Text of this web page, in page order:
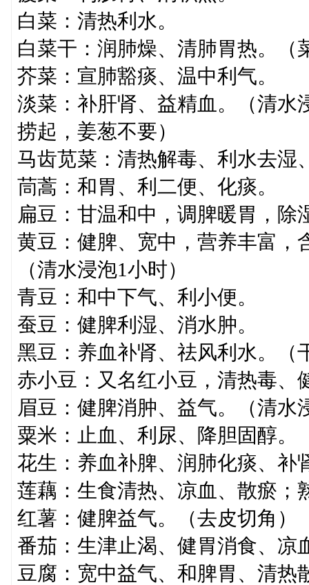
白菜：清热利水。
白菜干：润肺燥、清肺胃热。（
芥菜：宣肺豁痰、温中利气。
淡菜：补肝肾、益精血。（清水
捞起，姜葱不要）
马齿苋菜：清热解毒、利水去湿
茼蒿：和胃、利二便、化痰。
扁豆：甘温和中，调脾暖胃，除
黄豆：健脾、宽中，营养丰富，
（清水浸泡1小时）
青豆：和中下气、利小便。
蚕豆：健脾利湿、消水肿。
黑豆：养血补肾、祛风利水。（
赤小豆：又名红小豆，清热毒、
眉豆：健脾消肿、益气。（清水
粟米：止血、利尿、降胆固醇。
花生：养血补脾、润肺化痰、补
莲藕：生食清热、凉血、散瘀；
红薯：健脾益气。（去皮切角）
番茄：生津止渴、健胃消食、凉
豆腐：宽中益气、和脾胃、清热